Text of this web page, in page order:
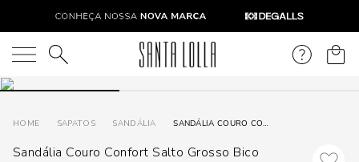
O que você está procurando?
SAPATOS SANDÁLIA SANDÁLIA COURO CONFORT SALTO GROSSO BICO QUADRADO CINZA FOG
Sandália Couro Confort Salto Grosso Bico